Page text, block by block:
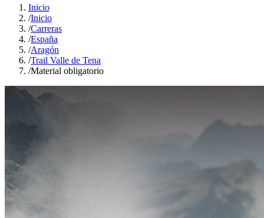
Inicio
/Inicio
/Carreras
/España
/Aragón
/Trail Valle de Tena
/Material obligatorio